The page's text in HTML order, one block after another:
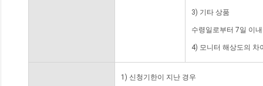
3) 기타 상품
수령일로부터 7일 이
4) 모니터 해상도의 차
1) 신청기한이 지난 경우